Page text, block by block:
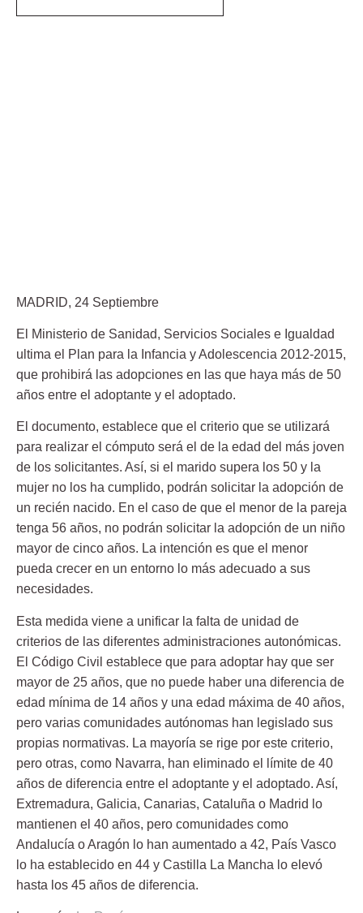
MADRID, 24 Septiembre
El Ministerio de Sanidad, Servicios Sociales e Igualdad
ultima el Plan para la Infancia y Adolescencia 2012-2015,
que prohibirá las adopciones en las que haya más de 50
años entre el adoptante y el adoptado.
El documento, establece que el criterio que se utilizará
para realizar el cómputo será el de la edad del más joven
de los solicitantes. Así, si el marido supera los 50 y la
mujer no los ha cumplido, podrán solicitar la adopción de
un recién nacido. En el caso de que el menor de la pareja
tenga 56 años, no podrán solicitar la adopción de un niño
mayor de cinco años. La intención es que el menor
pueda crecer en un entorno lo más adecuado a sus
necesidades.
Esta medida viene a unificar la falta de unidad de
criterios de las diferentes administraciones autonómicas.
El Código Civil establece que para adoptar hay que ser
mayor de 25 años, que no puede haber una diferencia de
edad mínima de 14 años y una edad máxima de 40 años,
pero varias comunidades autónomas han legislado sus
propias normativas. La mayoría se rige por este criterio,
pero otras, como Navarra, han eliminado el límite de 40
años de diferencia entre el adoptante y el adoptado. Así,
Extremadura, Galicia, Canarias, Cataluña o Madrid lo
mantienen el 40 años, pero comunidades como
Andalucía o Aragón lo han aumentado a 42, País Vasco
lo ha establecido en 44 y Castilla La Mancha lo elevó
hasta los 45 años de diferencia.